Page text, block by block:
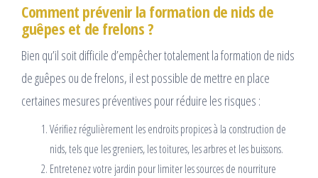
Comment prévenir la formation de nids de
guêpes et de frelons ?
Bien qu’il soit difficile d’empêcher totalement la formation de nids
de guêpes ou de frelons, il est possible de mettre en place
certaines mesures préventives pour réduire les risques :
Vérifiez régulièrement les endroits propices à la construction de
nids, tels que les greniers, les toitures, les arbres et les buissons.
Entretenez votre jardin pour limiter les sources de nourriture